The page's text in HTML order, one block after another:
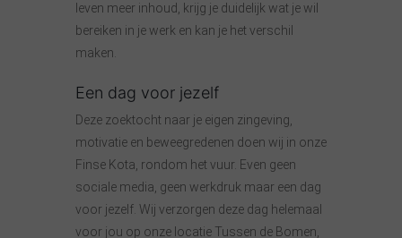
leven meer inhoud, krijg je duidelijk wat je wil
bereiken in je werk en kan je het verschil
maken.
Een dag voor jezelf
Deze zoektocht naar je eigen zingeving,
motivatie en beweegredenen doen wij in onze
Finse Kota, rondom het vuur. Even geen
sociale media, geen werkdruk maar een dag
voor jezelf. Wij verzorgen deze dag helemaal
voor jou op onze locatie Tussen de Bomen,